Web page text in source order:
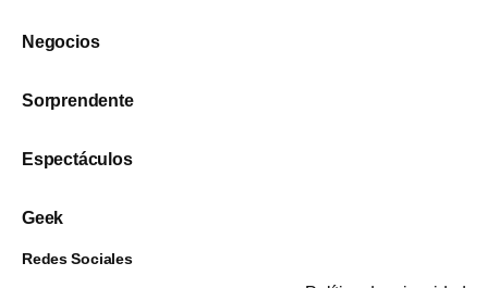
Negocios
Sorprendente
Espectáculos
Geek
Redes Sociales